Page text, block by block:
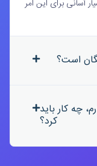
آسانی برای این امر
چه کار باید
کرد؟